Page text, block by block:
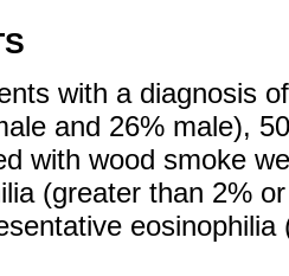
with a diagnosis
and 26% male),
with wood smoke
(greater than 2%